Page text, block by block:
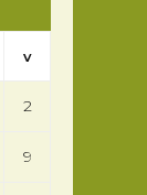
v
2
9